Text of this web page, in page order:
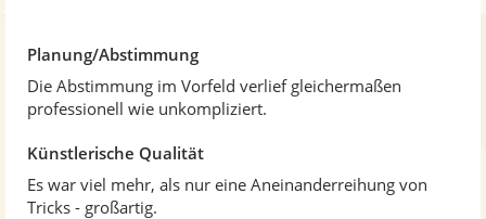
Planung/Abstimmung
Die Abstimmung im Vorfeld verlief gleichermaßen
professionell wie unkompliziert.
Künstlerische Qualität
Es war viel mehr, als nur eine Aneinanderreihung von
Tricks - großartig.